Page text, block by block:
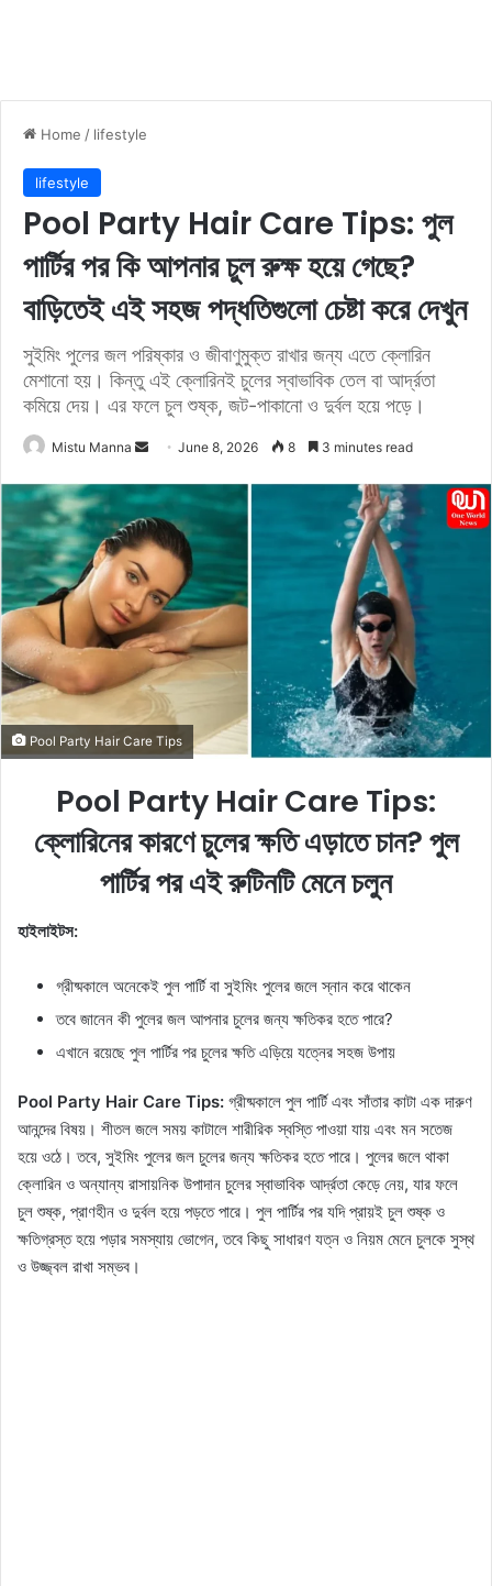
Home / lifestyle
lifestyle
Pool Party Hair Care Tips: পুল
পার্টির পর কি আপনার চুল রুক্ষ হয়ে গেছে?
বাড়িতেই এই সহজ পদ্ধতিগুলো চেষ্টা করে দেখুন
সুইমিং পুলের জল পরিষ্কার ও জীবাণুমুক্ত রাখার জন্য এতে ক্লোরিন
মেশানো হয়। কিন্তু এই ক্লোরিনই চুলের স্বাভাবিক তেল বা আর্দ্রতা
কমিয়ে দেয়। এর ফলে চুল শুষ্ক, জট-পাকানো ও দুর্বল হয়ে পড়ে।
Mistu Manna
n
d
a
n
e
m
a
i
l
June 8, 2026 8 3 minutes read
Pool Party Hair Care Tips
Pool Party Hair Care Tips:
ক্লোরিনের কারণে চুলের ক্ষতি এড়াতে চান? পুল
পার্টির পর এই রুটিনটি মেনে চলুন
হাইলাইটস:
গ্রীষ্মকালে অনেকেই পুল পার্টি বা সুইমিং পুলের জলে স্নান করে থাকেন
তবে জানেন কী পুলের জল আপনার চুলের জন্য ক্ষতিকর হতে পারে?
এখানে রয়েছে পুল পার্টির পর চুলের ক্ষতি এড়িয়ে যত্নের সহজ উপায়
Pool Party Hair Care Tips: গ্রীষ্মকালে পুল পার্টি এবং সাঁতার কাটা এক দারুণ
আনন্দের বিষয়। শীতল জলে সময় কাটালে শারীরিক স্বস্তি পাওয়া যায় এবং মন সতেজ
হয়ে ওঠে। তবে, সুইমিং পুলের জল চুলের জন্য ক্ষতিকর হতে পারে। পুলের জলে থাকা
ক্লোরিন ও অন্যান্য রাসায়নিক উপাদান চুলের স্বাভাবিক আর্দ্রতা কেড়ে নেয়, যার ফলে
চুল শুষ্ক, প্রাণহীন ও দুর্বল হয়ে পড়তে পারে। পুল পার্টির পর যদি প্রায়ই চুল শুষ্ক ও
ক্ষতিগ্রস্ত হয়ে পড়ার সমস্যায় ভোগেন, তবে কিছু সাধারণ যত্ন ও নিয়ম মেনে চুলকে সুস্থ
ও উজ্জ্বল রাখা সম্ভব।